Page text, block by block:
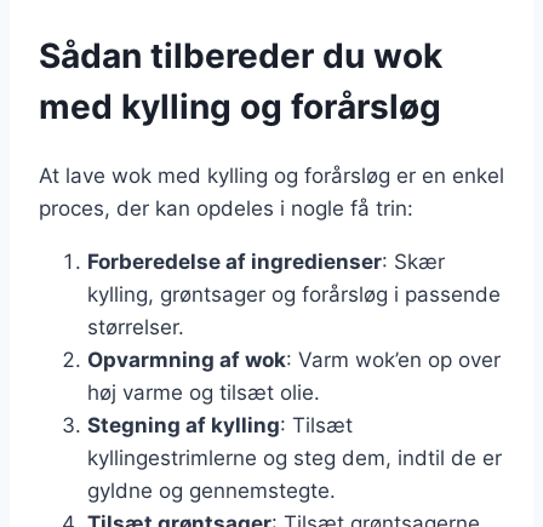
Sådan tilbereder du wok
med kylling og forårsløg
At lave wok med kylling og forårsløg er en enkel
proces, der kan opdeles i nogle få trin:
Forberedelse af ingredienser: Skær
kylling, grøntsager og forårsløg i passende
størrelser.
Opvarmning af wok: Varm wok’en op over
høj varme og tilsæt olie.
Stegning af kylling: Tilsæt
kyllingestrimlerne og steg dem, indtil de er
gyldne og gennemstegte.